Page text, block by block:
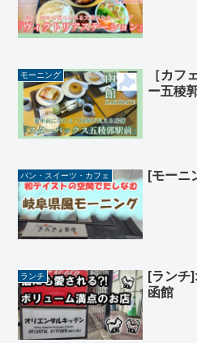
モーニング
［カフ
ー五稜
パン・スイーツ・カフェ [モーニ
ランチ
[ランチ
函館